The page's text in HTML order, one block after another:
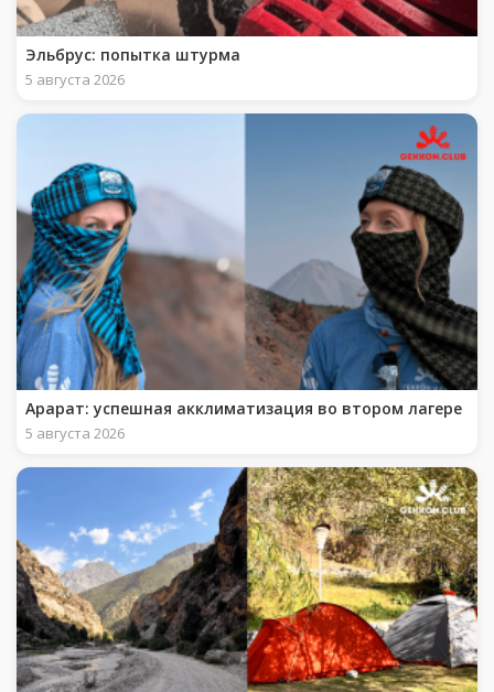
Эльбрус: попытка штурма
5 августа 2026
Арарат: успешная акклиматизация во втором лагере
5 августа 2026